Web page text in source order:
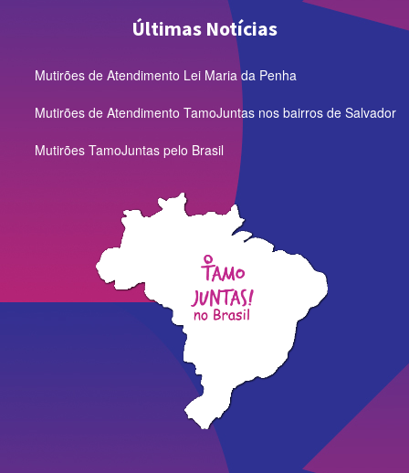
Últimas Notícias
Mutirões de Atendimento Lei Maria da Penha
Mutirões de Atendimento TamoJuntas nos bairros de Salvador
Mutirões TamoJuntas pelo Brasil